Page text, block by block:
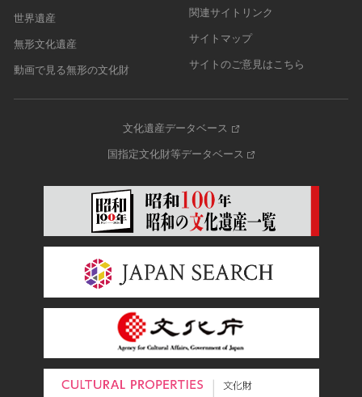
世界遺産
無形文化遺産
動画で見る無形の文化財
関連サイトリンク
サイトマップ
サイトのご意見はこちら
文化遺産データベース
国指定文化財等データベース